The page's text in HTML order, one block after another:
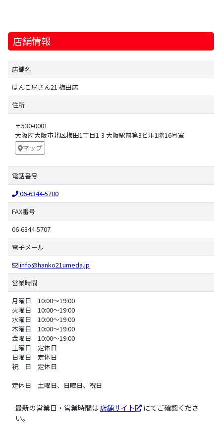
店舗情報
店舗名
はんこ屋さん21 梅田店
住所
〒530-0001
大阪府大阪市北区梅田1丁目1-3 大阪駅前第3ビル1階16号室
マップ
電話番号
06-6344-5700
FAX番号
06-6344-5707
電子メール
info@hanko21umeda.jp
営業時間
月曜日 10:00～19:00
火曜日 10:00～19:00
水曜日 10:00～19:00
木曜日 10:00～19:00
金曜日 10:00～19:00
土曜日 定休日
日曜日 定休日
祝 日 定休日
定休日 土曜日、日曜日、祝日
最新の営業日・営業時間は 店舗サイト
にてご確認くださ
い。